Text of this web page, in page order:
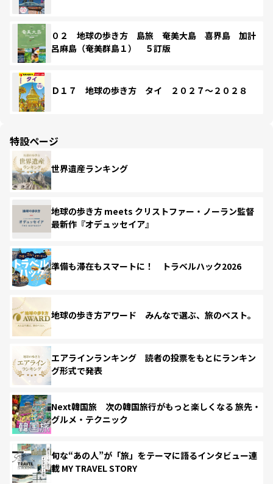
０２ 地球の歩き方 島旅 奄美大島 喜界島 加計
呂麻島（奄美群島１） ５訂版
Ｄ１７ 地球の歩き方 タイ ２０２７～２０２８
特設ページ
世界遺産ランキング
地球の歩き方 meets クリストファー・ノーラン監督
最新作『オデュッセイア』
準備も滞在もスマートに！ トラベルハック2026
地球の歩き方アワード みんなで選ぶ、旅のベスト。
エアラインランキング 読者の投票をもとにランキン
グ形式で発表
Next韓国旅 次の韓国旅行がもっと楽しくなる 旅先・
グルメ・テクニック
旬な“あの人”が「旅」をテーマに語るインタビュー連
載 MY TRAVEL STORY